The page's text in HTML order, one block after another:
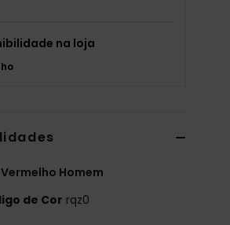
na loja
Homem
de Cor rqz0